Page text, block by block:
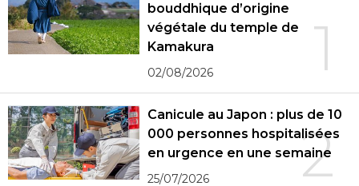
1
bouddhique d’origine
végétale du temple de
Kamakura
02/08/2026
2
Canicule au Japon : plus de 10
000 personnes hospitalisées
en urgence en une semaine
25/07/2026